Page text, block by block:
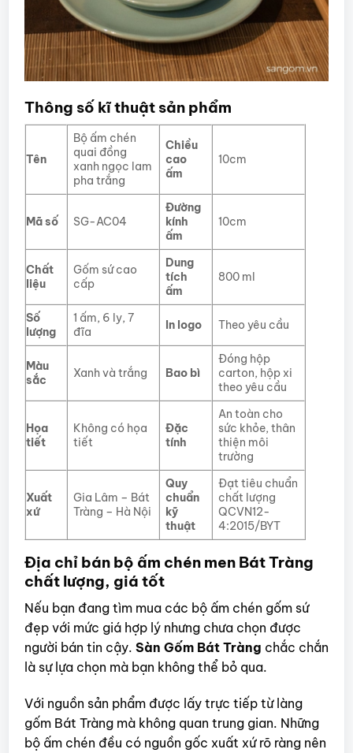
Thông số kĩ thuật sản phẩm
Tên
Bộ ấm chén
quai đồng
xanh ngọc lam
pha trắng
Chiều
cao
ấm
10cm
Mã số SG-AC04
Đường
kính
ấm
10cm
Chất
liệu
Gốm sứ cao
cấp
Dung
tích
ấm
800 ml
Số
lượng
1 ấm, 6 ly, 7
đĩa
In logo Theo yêu cầu
Màu
sắc
Xanh và trắng Bao bì
Đóng hộp
carton, hộp xi
theo yêu cầu
Họa
tiết
Không có họa
tiết
Đặc
tính
An toàn cho
sức khỏe, thân
thiện môi
trường
Xuất
xứ
Gia Lâm – Bát
Tràng – Hà Nội
Quy
chuẩn
kỹ
thuật
Đạt tiêu chuẩn
chất lượng
QCVN12-
4:2015/BYT
Địa chỉ bán bộ ấm chén men Bát Tràng
chất lượng, giá tốt
Nếu bạn đang tìm mua các bộ ấm chén gốm sứ
đẹp với mức giá hợp lý nhưng chưa chọn được
người bán tin cậy. Sàn Gốm Bát Tràng chắc chắn
là sự lựa chọn mà bạn không thể bỏ qua.
Với nguồn sản phẩm được lấy trực tiếp từ làng
gốm Bát Tràng mà không quan trung gian. Những
bộ ấm chén đều có nguồn gốc xuất xứ rõ ràng nên